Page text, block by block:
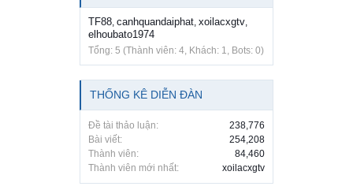
TF88, canhquandaiphat, xoilacxgtv,
elhoubato1974
Tổng: 5 (Thành viên: 4, Khách: 1, Bots: 0)
THỐNG KÊ DIỄN ĐÀN
Đề tài thảo luận:
238,776
Bài viết:
254,208
Thành viên:
84,460
Thành viên mới nhất:
xoilacxgtv